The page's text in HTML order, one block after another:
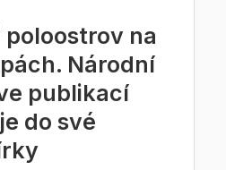
na
Národní
publikací
do své